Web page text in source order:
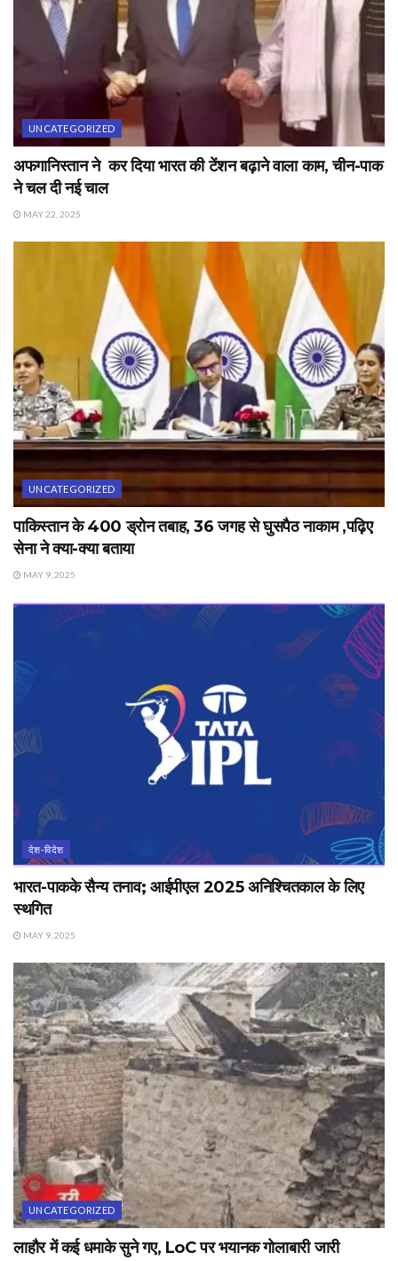
UNCATEGORIZED
अफगानिस्तान ने कर दिया भारत की टेंशन बढ़ाने वाला काम, चीन-पाक
ने चल दी नई चाल
MAY 22, 2025
UNCATEGORIZED
पाकिस्तान के 400 ड्रोन तबाह, 36 जगह से घुसपैठ नाकाम ,पढ़िए
सेना ने क्या-क्या बताया
MAY 9, 2025
देश-विदेश
भारत-पाक‌के सैन्य तनाव; आईपीएल 2025 अनिश्चितकाल के लिए
स्थगित
MAY 9, 2025
UNCATEGORIZED
लाहौर में कई धमाके सुने गए, LoC पर भयानक गोलाबारी जारी